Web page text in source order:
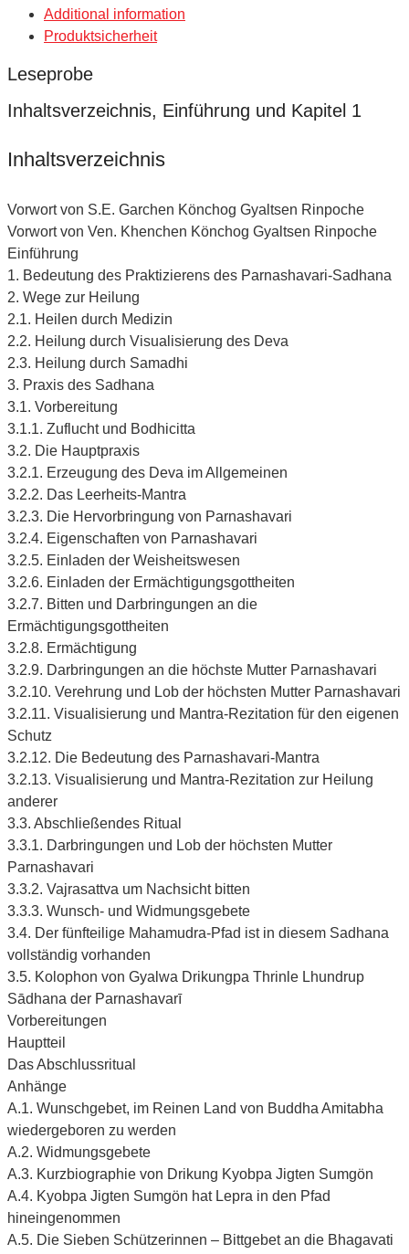
Additional information
Produktsicherheit
Leseprobe
Inhaltsverzeichnis, Einführung und Kapitel 1
Inhaltsverzeichnis
Vorwort von S.E. Garchen Könchog Gyaltsen Rinpoche
Vorwort von Ven. Khenchen Könchog Gyaltsen Rinpoche
Einführung
1. Bedeutung des Praktizierens des Parnashavari-Sadhana
2. Wege zur Heilung
2.1. Heilen durch Medizin
2.2. Heilung durch Visualisierung des Deva
2.3. Heilung durch Samadhi
3. Praxis des Sadhana
3.1. Vorbereitung
3.1.1. Zuflucht und Bodhicitta
3.2. Die Hauptpraxis
3.2.1. Erzeugung des Deva im Allgemeinen
3.2.2. Das Leerheits-Mantra
3.2.3. Die Hervorbringung von Parnashavari
3.2.4. Eigenschaften von Parnashavari
3.2.5. Einladen der Weisheitswesen
3.2.6. Einladen der Ermächtigungsgottheiten
3.2.7. Bitten und Darbringungen an die
Ermächtigungsgottheiten
3.2.8. Ermächtigung
3.2.9. Darbringungen an die höchste Mutter Parnashavari
3.2.10. Verehrung und Lob der höchsten Mutter Parnashavari
3.2.11. Visualisierung und Mantra-Rezitation für den eigenen
Schutz
3.2.12. Die Bedeutung des Parnashavari-Mantra
3.2.13. Visualisierung und Mantra-Rezitation zur Heilung
anderer
3.3. Abschließendes Ritual
3.3.1. Darbringungen und Lob der höchsten Mutter
Parnashavari
3.3.2. Vajrasattva um Nachsicht bitten
3.3.3. Wunsch- und Widmungsgebete
3.4. Der fünfteilige Mahamudra-Pfad ist in diesem Sadhana
vollständig vorhanden
3.5. Kolophon von Gyalwa Drikungpa Thrinle Lhundrup
Sādhana der Parnashavarī
Vorbereitungen
Hauptteil
Das Abschlussritual
Anhänge
A.1. Wunschgebet, im Reinen Land von Buddha Amitabha
wiedergeboren zu werden
A.2. Widmungsgebete
A.3. Kurzbiographie von Drikung Kyobpa Jigten Sumgön
A.4. Kyobpa Jigten Sumgön hat Lepra in den Pfad
hineingenommen
A.5. Die Sieben Schützerinnen – Bittgebet an die Bhagavati